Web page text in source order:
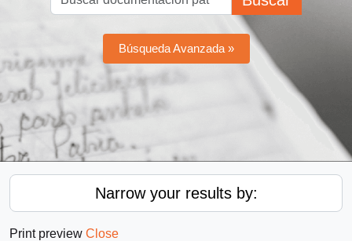
Búsqueda Avanzada »
Narrow your results by:
Print preview Close